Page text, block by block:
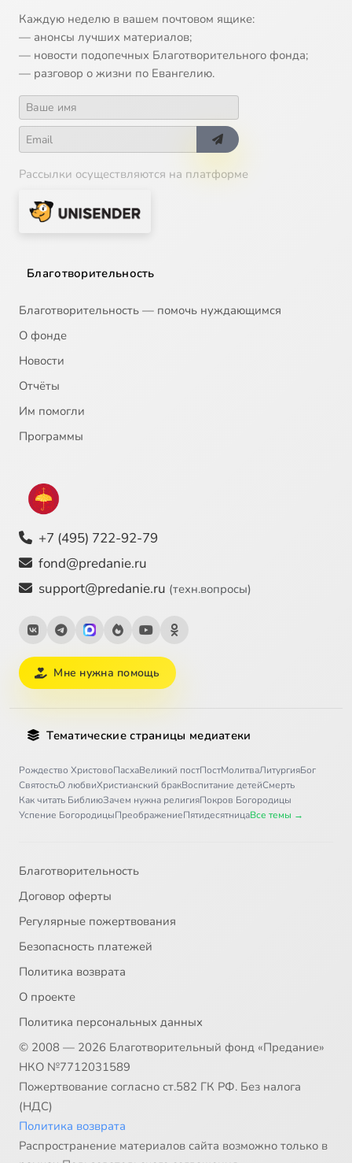
Каждую неделю в вашем почтовом ящике:
— анонсы лучших материалов;
— новости подопечных Благотворительного фонда;
— разговор о жизни по Евангелию.
Рассылки осуществляются на платформе
Благотворительность
Благотворительность — помочь нуждающимся
О фонде
Новости
Отчёты
Им помогли
Программы
+7 (495) 722-92-79
fond@predanie.ru
support@predanie.ru (техн.вопросы)
Мне нужна помощь
Тематические страницы медиатеки
Рождество ХристовоПасхаВеликий постПостМолитваЛитургияБог
СвятостьО любвиХристианский бракВоспитание детейСмерть
Как читать БиблиюЗачем нужна религияПокров Богородицы
Успение БогородицыПреображениеПятидесятницаВсе темы →
Благотворительность
Договор оферты
Регулярные пожертвования
Безопасность платежей
Политика возврата
О проекте
Политика персональных данных
© 2008 — 2026 Благотворительный фонд «Предание»
НКО №7712031589
Пожертвование согласно ст.582 ГК РФ. Без налога
(НДС)
Политика возврата
Распространение материалов сайта возможно только в